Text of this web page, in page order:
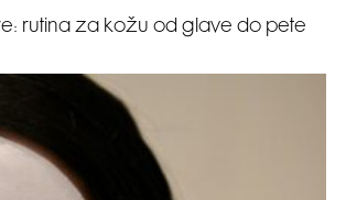
rutina za kožu od glave do pete